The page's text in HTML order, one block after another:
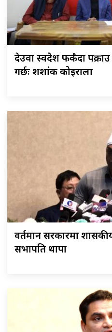
देउवा स्वदेश फर्कँदा पक्राउ
गर्छः शशांक कोइराला
वर्तमान सरकारमा
सभापति थापा